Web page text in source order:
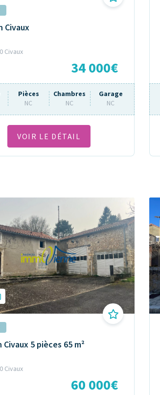
Civaux
Civaux
34 000€
Pièces
NC
Chambres
NC
Garage
NC
VOIR LE DÉTAIL
Civaux 5 pièces 65 m²
Civaux
60 000€